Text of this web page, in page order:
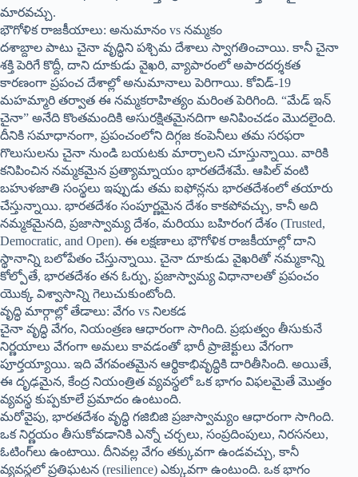
మారవచ్చు.
భౌగోళిక రాజకీయాలు: అనుమానం vs నమ్మకం
దశాబ్దాల పాటు చైనా వృద్ధిని పశ్చిమ దేశాలు స్వాగతించాయి. కానీ చైనా
శక్తి పెరిగే కొద్దీ, దాని దూకుడు వైఖరి, వ్యాపారంలో అపారదర్శకత
కారణంగా ప్రపంచ దేశాల్లో అనుమానాలు పెరిగాయి. కోవిడ్-19
మహమ్మారి తర్వాత ఈ నమ్మకరాహిత్యం మరింత పెరిగింది. “మేడ్ ఇన్
చైనా” అనేది కొంతమందికి అసురక్షితమైనదిగా అనిపించడం మొదలైంది.
దీనికి సమాధానంగా, ప్రపంచంలోని దిగ్గజ కంపెనీలు తమ సరఫరా
గొలుసులను చైనా నుండి బయటకు మార్చాలని చూస్తున్నాయి. వారికి
కనిపించిన నమ్మకమైన ప్రత్యామ్నాయం భారతదేశమే. ఆపిల్ వంటి
బహుళజాతి సంస్థలు ఇప్పుడు తమ ఐఫోన్లను భారతదేశంలో తయారు
చేస్తున్నాయి. భారతదేశం సంపూర్ణమైన దేశం కాకపోవచ్చు, కానీ అది
నమ్మకమైనది, ప్రజాస్వామ్య దేశం, మరియు బహిరంగ దేశం (Trusted,
Democratic, and Open). ఈ లక్షణాలు భౌగోళిక రాజకీయాల్లో దాని
స్థానాన్ని బలోపేతం చేస్తున్నాయి. చైనా దూకుడు వైఖరితో నమ్మకాన్ని
కోల్పోతే, భారతదేశం తన ఓర్పు, ప్రజాస్వామ్య విధానాలతో ప్రపంచం
యొక్క విశ్వాసాన్ని గెలుచుకుంటోంది.
వృద్ధి మార్గాల్లో తేడాలు: వేగం vs నిలకడ
చైనా వృద్ధి వేగం, నియంత్రణ ఆధారంగా సాగింది. ప్రభుత్వం తీసుకునే
నిర్ణయాలు వేగంగా అమలు కావడంతో భారీ ప్రాజెక్టులు వేగంగా
పూర్తయ్యాయి. ఇది వేగవంతమైన ఆర్థికాభివృద్ధికి దారితీసింది. అయితే,
ఈ దృఢమైన, కేంద్ర నియంత్రిత వ్యవస్థలో ఒక భాగం విఫలమైతే మొత్తం
వ్యవస్థ కుప్పకూలే ప్రమాదం ఉంటుంది.
మరోవైపు, భారతదేశం వృద్ధి గజిబిజి ప్రజాస్వామ్యం ఆధారంగా సాగింది.
ఒక నిర్ణయం తీసుకోవడానికి ఎన్నో చర్చలు, సంప్రదింపులు, నిరసనలు,
ఓటింగ్‌లు ఉంటాయి. దీనివల్ల వేగం తక్కువగా ఉండవచ్చు, కానీ
వ్యవస్థలో ప్రతిఘటన (resilience) ఎక్కువగా ఉంటుంది. ఒక భాగం